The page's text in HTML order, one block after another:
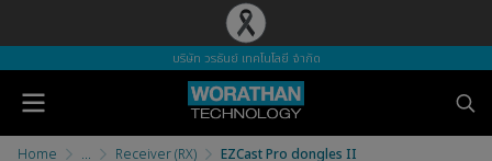
บริษัท วรธันย์ เทคโนโลยี จำกัด
Home ... Receiver (RX) EZCast Pro dongles II